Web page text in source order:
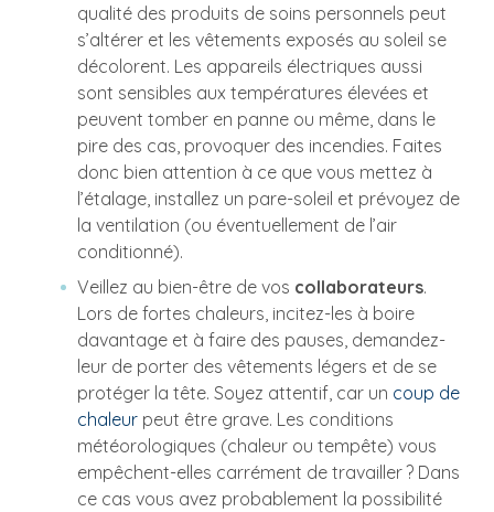
qualité des produits de soins personnels peut
s’altérer et les vêtements exposés au soleil se
décolorent. Les appareils électriques aussi
sont sensibles aux températures élevées et
peuvent tomber en panne ou même, dans le
pire des cas, provoquer des incendies. Faites
donc bien attention à ce que vous mettez à
l’étalage, installez un pare-soleil et prévoyez de
la ventilation (ou éventuellement de l’air
conditionné).
Veillez au bien-être de vos collaborateurs.
Lors de fortes chaleurs, incitez-les à boire
davantage et à faire des pauses, demandez-
leur de porter des vêtements légers et de se
protéger la tête. Soyez attentif, car un coup de
chaleur peut être grave. Les conditions
météorologiques (chaleur ou tempête) vous
empêchent-elles carrément de travailler ? Dans
ce cas vous avez probablement la possibilité